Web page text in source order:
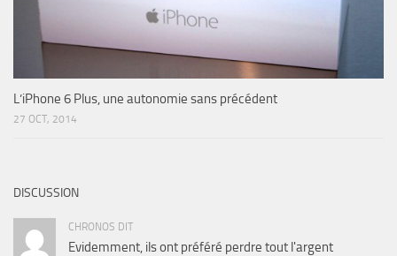
L’iPhone 6 Plus, une autonomie sans précédent
27 OCT, 2014
DISCUSSION
CHRONOS DIT
Evidemment, ils ont préféré perdre tout l'argent